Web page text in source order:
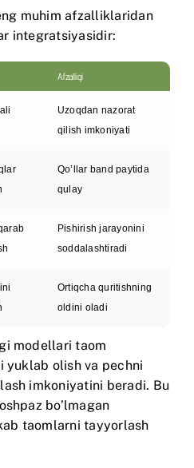
muhim afzalliklaridan
integratsiyasidir:
Afzalligi
Uzoqdan nazorat
qilish imkoniyati
Qo’llar band paytida
qulay
Pishirish jarayonini
soddalashtiradi
Ortiqcha quritishning
oldini oladi
modellari taom
olish va pechni
imkoniyatini beradi. Bu
bo’lmagan
taomlarni tayyorlash